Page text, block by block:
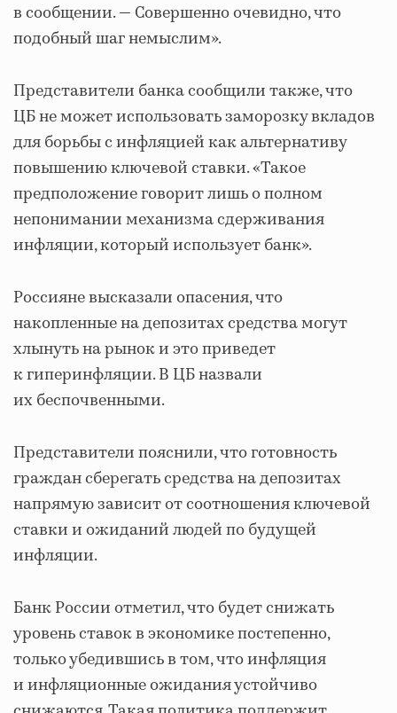
в сообщении. — Совершенно очевидно, что
подобный шаг немыслим».
Представители банка сообщили также, что
ЦБ не может использовать заморозку вкладов
для борьбы с инфляцией как альтернативу
повышению ключевой ставки. «Такое
предположение говорит лишь о полном
непонимании механизма сдерживания
инфляции, который использует банк».
Россияне высказали опасения, что
накопленные на депозитах средства могут
хлынуть на рынок и это приведет
к гиперинфляции. В ЦБ назвали
их беспочвенными.
Представители пояснили, что готовность
граждан сберегать средства на депозитах
напрямую зависит от соотношения ключевой
ставки и ожиданий людей по будущей
инфляции.
Банк России отметил, что будет снижать
уровень ставок в экономике постепенно,
только убедившись в том, что инфляция
и инфляционные ожидания устойчиво